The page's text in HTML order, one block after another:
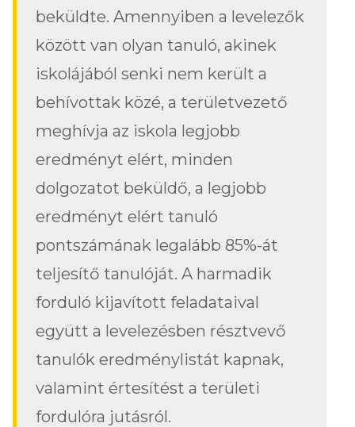
beküldte. Amennyiben a levelezők
között van olyan tanuló, akinek
iskolájából senki nem került a
behívottak közé, a területvezető
meghívja az iskola legjobb
eredményt elért, minden
dolgozatot beküldő, a legjobb
eredményt elért tanuló
pontszámának legalább 85%-át
teljesítő tanulóját. A harmadik
forduló kijavított feladataival
együtt a levelezésben résztvevő
tanulók eredménylistát kapnak,
valamint értesítést a területi
fordulóra jutásról.